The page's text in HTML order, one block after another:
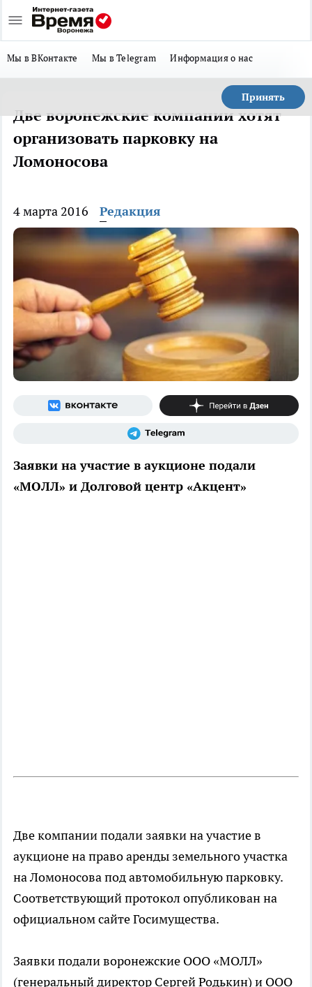
Мы в ВКонтакте Мы в Telegram Информация о нас
Принять
Две воронежские компании хотят
организовать парковку на
Ломоносова
4 марта 2016 Редакция
Заявки на участие в аукционе подали
«МОЛЛ» и Долговой центр «Акцент»
Две компании подали заявки на участие в
аукционе на право аренды земельного участка
на Ломоносова под автомобильную парковку.
Соответствующий протокол опубликован на
официальном сайте Госимущества.
Заявки подали воронежские ООО «МОЛЛ»
(генеральный директор Сергей Родькин) и ООО